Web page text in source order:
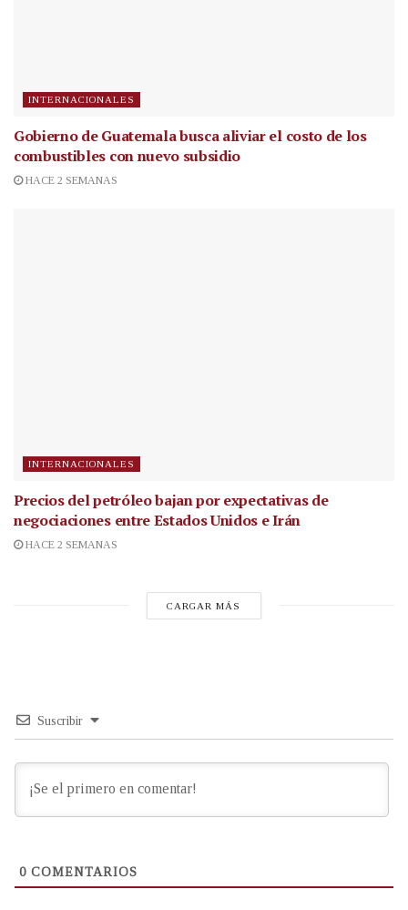
INTERNACIONALES
Gobierno de Guatemala busca aliviar el costo de los
combustibles con nuevo subsidio
HACE 2 SEMANAS
INTERNACIONALES
Precios del petróleo bajan por expectativas de
negociaciones entre Estados Unidos e Irán
HACE 2 SEMANAS
CARGAR MÁS
Suscribir
0 COMENTARIOS